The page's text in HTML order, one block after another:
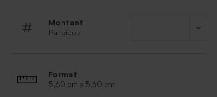
Montant
Par pièce
Format
5,60 cm x 5,60 cm